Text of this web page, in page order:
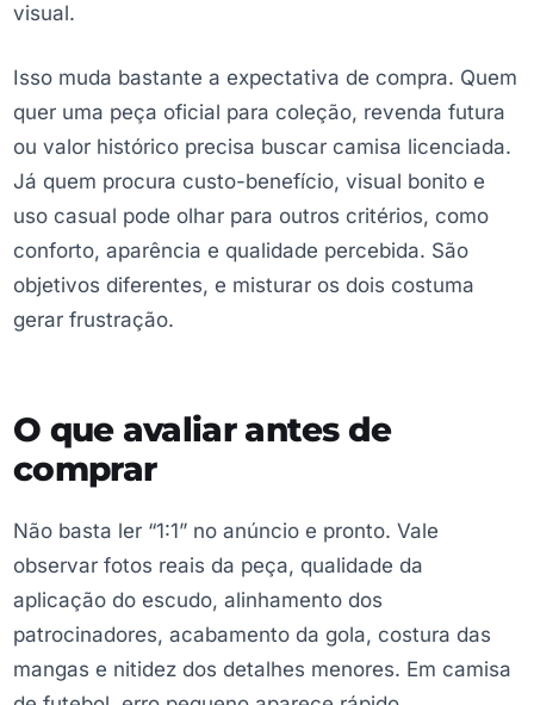
visual.
Isso muda bastante a expectativa de compra. Quem
quer uma peça oficial para coleção, revenda futura
ou valor histórico precisa buscar camisa licenciada.
Já quem procura custo-benefício, visual bonito e
uso casual pode olhar para outros critérios, como
conforto, aparência e qualidade percebida. São
objetivos diferentes, e misturar os dois costuma
gerar frustração.
O que avaliar antes de
comprar
Não basta ler “1:1” no anúncio e pronto. Vale
observar fotos reais da peça, qualidade da
aplicação do escudo, alinhamento dos
patrocinadores, acabamento da gola, costura das
mangas e nitidez dos detalhes menores. Em camisa